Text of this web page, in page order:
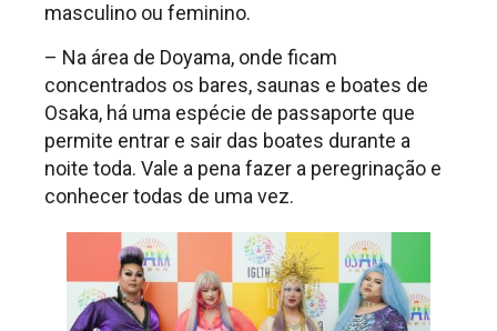
masculino ou feminino.
– Na área de Doyama, onde ficam
concentrados os bares, saunas e boates de
Osaka, há uma espécie de passaporte que
permite entrar e sair das boates durante a
noite toda. Vale a pena fazer a peregrinação e
conhecer todas de uma vez.